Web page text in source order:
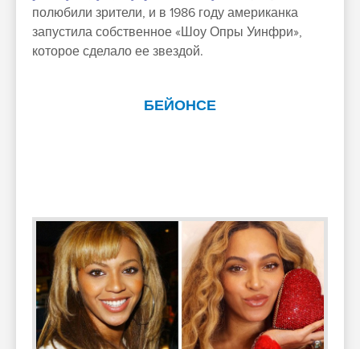
полюбили зрители, и в 1986 году американка
запустила собственное «Шоу Опры Уинфри»,
которое сделало ее звездой.
БЕЙОНСЕ